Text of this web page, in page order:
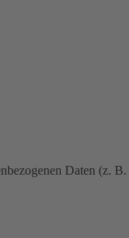
Daten (z.